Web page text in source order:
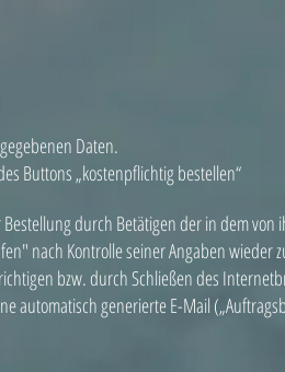
Daten.
Buttons „kostenpflichtig bestellen“
durch Betätigen der in dem
nach Kontrolle seiner Angaben
bzw. durch Schließen des
automatisch generierte E-Mail